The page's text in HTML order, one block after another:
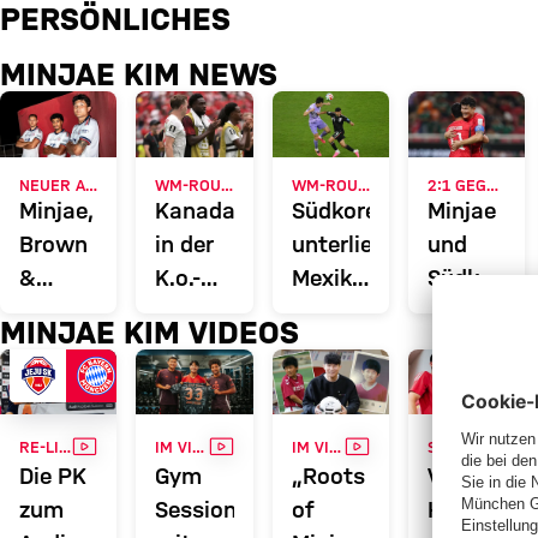
Minjae Kim im Fokus: News,
PERSÖNLICHES
MINJAE KIM NEWS
Minjae,
Brown
&
präsentieren
Away-
Jersey
auf
Jeju
Kanada
in der
K.o.-
Minjae
Kim &
Co.
müssen
zittern
Südkorea
unterliegt
Mexiko,
siegt
ohne
Davies
Minjae
und
Südkorea
feiern
Sieg
zum
WM-
Start
MINJAE KIM VIDEOS
RE-LIVEVIDEO
Die PK
zum
IM VIDEO VIDEO
Gym
Session
IM VIDEO VIDEO
„Roots
of
SPRACHTRAINING
Video:
Hinter